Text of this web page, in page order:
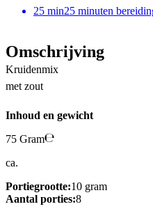
25 min25 minuten
Omschrijving
Kruidenmix
met zout
Inhoud en gewicht
75 Gram
ca.
Portiegrootte:10 gram
Aantal porties:8